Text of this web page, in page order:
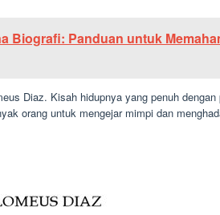
Biografi: Panduan untuk
Diaz. Kisah hidupnya yang penuh dengan
orang untuk mengejar mimpi dan